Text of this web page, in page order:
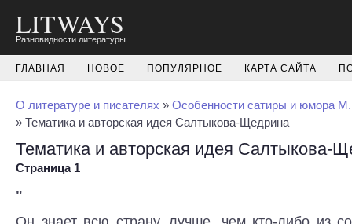
LITWAYS
Разновидности литературы
ГЛАВНАЯ НОВОЕ ПОПУЛЯРНОЕ КАРТА САЙТА
О литературе и писателях » Особенности сатиры и юмора
» Тематика и авторская идея Салтыкова-Щедрина
Тематика и авторская идея Салтыкова-
Страница 1
"